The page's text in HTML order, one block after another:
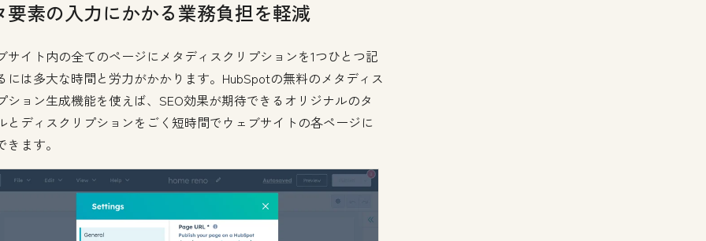
要素の入力にかかる業務負担を軽減
サイト内の全てのページにメタディスクリプションを1つひとつ記
には多大な時間と労力がかかります。HubSpotの無料のメタディス
ション生成機能を使えば、SEO効果が期待できるオリジナルのタ
とディスクリプションをごく短時間でウェブサイトの各ページに
きます。